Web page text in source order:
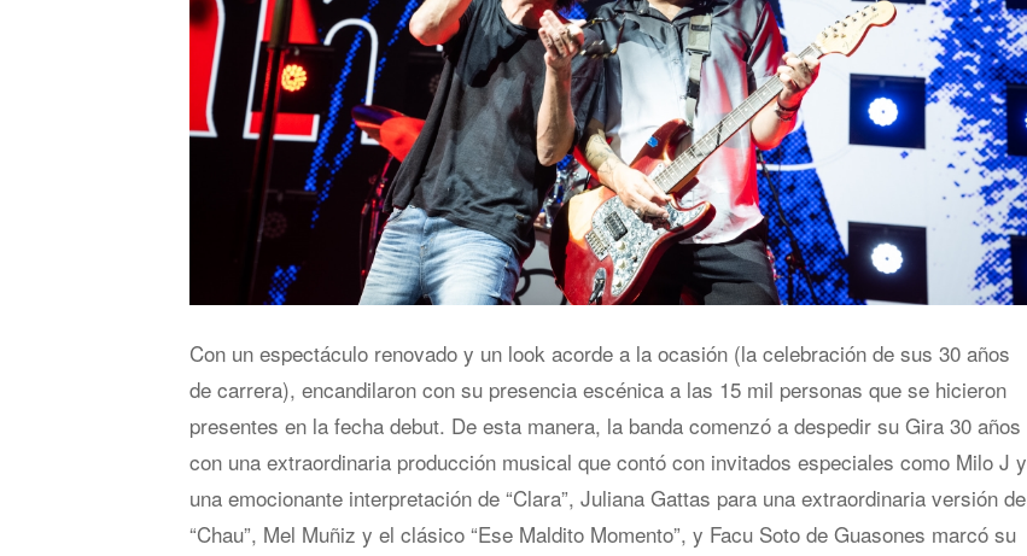
Con un espectáculo renovado y un look acorde a la ocasión (la celebración de sus 30 años
de carrera), encandilaron con su presencia escénica a las 15 mil personas que se hicieron
presentes en la fecha debut. De esta manera, la banda comenzó a despedir su Gira 30 años
con una extraordinaria producción musical que contó con invitados especiales como Milo J y
una emocionante interpretación de “Clara”, Juliana Gattas para una extraordinaria versión de
“Chau”, Mel Muñiz y el clásico “Ese Maldito Momento”, y Facu Soto de Guasones marcó su